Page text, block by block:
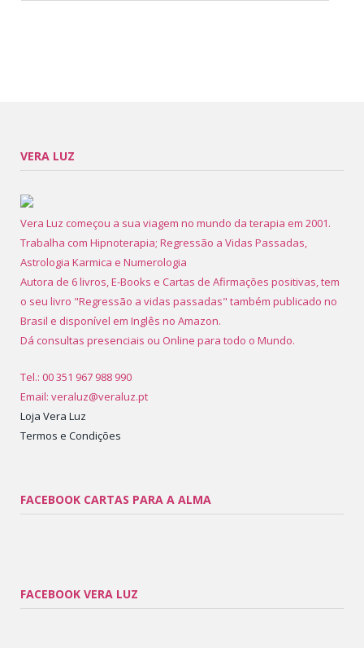
VERA LUZ
Vera Luz começou a sua viagem no mundo da terapia em 2001.
Trabalha com Hipnoterapia; Regressão a Vidas Passadas,
Astrologia Karmica e Numerologia
Autora de 6 livros, E-Books e Cartas de Afirmações positivas, tem
o seu livro "Regressão a vidas passadas" também publicado no
Brasil e disponível em Inglês no Amazon.
Dá consultas presenciais ou Online para todo o Mundo.
Tel.: 00 351 967 988 990
Email: veraluz@veraluz.pt
Loja Vera Luz
Termos e Condições
FACEBOOK CARTAS PARA A ALMA
FACEBOOK VERA LUZ